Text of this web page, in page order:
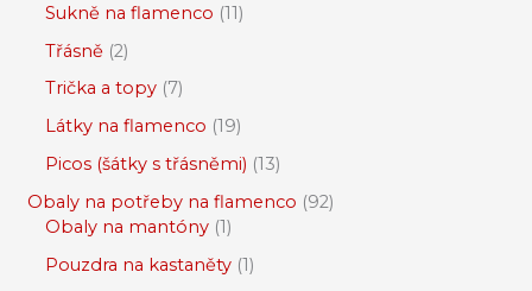
Sukně na flamenco 11
Třásně 2
Trička a topy 7
Látky na flamenco 19
Picos (šátky s třásněmi) 13
Obaly na potřeby na flamenco 92
Obaly na mantóny 1
Pouzdra na kastaněty 1